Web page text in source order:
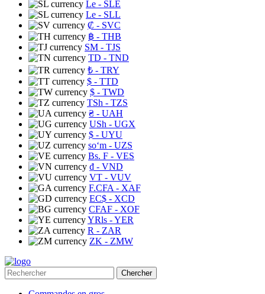
Le - SLE
Le - SLL
₡ - SVC
฿ - THB
ЅМ - TJS
TD - TND
₺ - TRY
$ - TTD
$ - TWD
TSh - TZS
₴ - UAH
USh - UGX
$ - UYU
soʻm - UZS
Bs. F - VES
₫ - VND
VT - VUV
F.CFA - XAF
EC$ - XCD
CFAF - XOF
YRls - YER
R - ZAR
ZK - ZMW
Chercher